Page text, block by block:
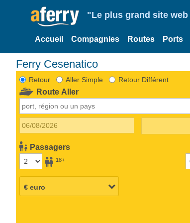
"Le plus grand site
Accueil Compagnies Routes Ports
Ferry Cesenatico
Retour Aller Simple Retour Différent
Route Aller
Passagers
18+